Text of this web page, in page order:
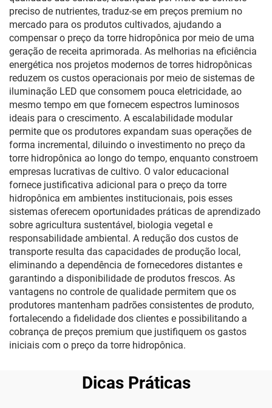
preciso de nutrientes, traduz-se em preços premium no
mercado para os produtos cultivados, ajudando a
compensar o preço da torre hidropônica por meio de uma
geração de receita aprimorada. As melhorias na eficiência
energética nos projetos modernos de torres hidropônicas
reduzem os custos operacionais por meio de sistemas de
iluminação LED que consomem pouca eletricidade, ao
mesmo tempo em que fornecem espectros luminosos
ideais para o crescimento. A escalabilidade modular
permite que os produtores expandam suas operações de
forma incremental, diluindo o investimento no preço da
torre hidropônica ao longo do tempo, enquanto constroem
empresas lucrativas de cultivo. O valor educacional
fornece justificativa adicional para o preço da torre
hidropônica em ambientes institucionais, pois esses
sistemas oferecem oportunidades práticas de aprendizado
sobre agricultura sustentável, biologia vegetal e
responsabilidade ambiental. A redução dos custos de
transporte resulta das capacidades de produção local,
eliminando a dependência de fornecedores distantes e
garantindo a disponibilidade de produtos frescos. As
vantagens no controle de qualidade permitem que os
produtores mantenham padrões consistentes de produto,
fortalecendo a fidelidade dos clientes e possibilitando a
cobrança de preços premium que justifiquem os gastos
iniciais com o preço da torre hidropônica.
Dicas Práticas